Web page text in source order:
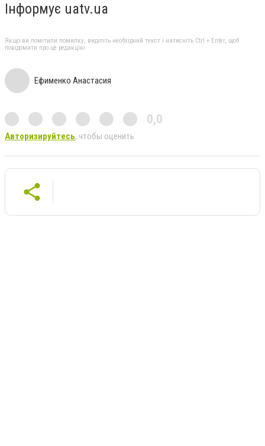
Інформує uatv.ua
Якщо ви помітили помилку, виділіть необхідний текст і натисніть Ctrl + Enter, щоб
повідомити про це редакцію
Ефименко Анастасия
0,0
Авторизируйтесь, чтобы оценить